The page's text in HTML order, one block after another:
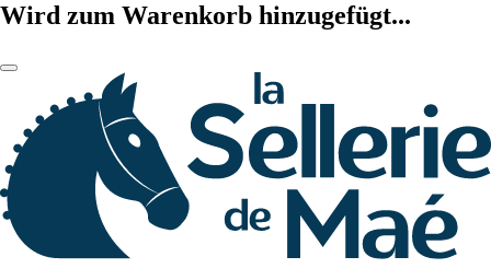
Wird zum Warenkorb hinzugefügt...